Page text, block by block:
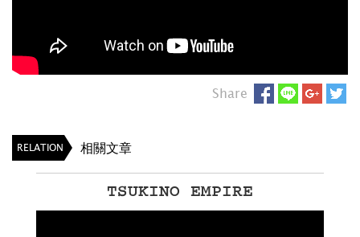
Share
RELATION 相關文章
TSUKINO EMPIRE